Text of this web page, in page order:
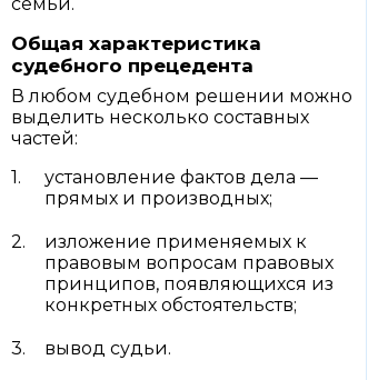
Общая характеристика
судебного прецедента
В любом судебном решении можно
выделить несколько составных
частей:
установление фактов дела —
прямых и производных;
изложение применяемых к
правовым вопросам правовых
принципов, появляющихся из
конкретных обстоятельств;
вывод судьи.